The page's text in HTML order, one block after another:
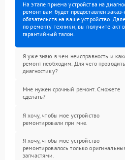
На этапе приема устройства на
ремонт вам будет предоставлен
обязательств на ваше устройство.
по ремонту техники, вы получите акт
гарантийный талон.
Я уже знаю в чем неисправность и
ремонт необходим. Для чего проводить
диагностику?
Мне нужен срочный ремонт. Сможете
сделать?
Я хочу, чтобы мое устройство
ремонтировали при мне.
Я хочу, чтобы мое устройство
ремонтировалось только
запчастями.